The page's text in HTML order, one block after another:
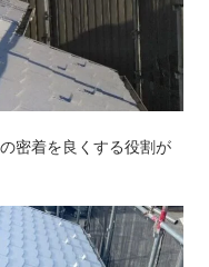
密着を良くする役割が